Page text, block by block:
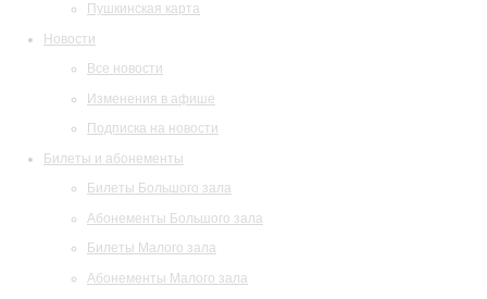
Пушкинская карта
Новости
Все новости
Изменения в афише
Подписка на новости
Билеты и абонементы
Билеты Большого зала
Абонементы Большого зала
Билеты Малого зала
Абонементы Малого зала